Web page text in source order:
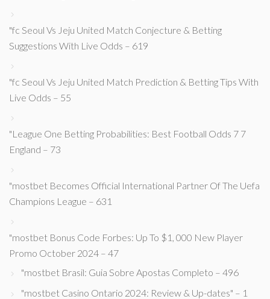
"fc Seoul Vs Jeju United Match Conjecture & Betting
Suggestions With Live Odds – 619
"fc Seoul Vs Jeju United Match Prediction & Betting Tips With
Live Odds – 55
"League One Betting Probabilities: Best Football Odds 7 7
England – 73
"mostbet Becomes Official International Partner Of The Uefa
Champions League – 631
"mostbet Bonus Code Forbes: Up To $1, 000 New Player
Promo October 2024 – 47
"mostbet Brasil: Guia Sobre Apostas Completo – 496
"mostbet Casino Ontario 2024: Review & Up-dates" – 1